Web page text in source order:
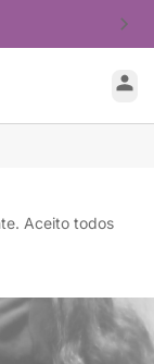
Aceito todos